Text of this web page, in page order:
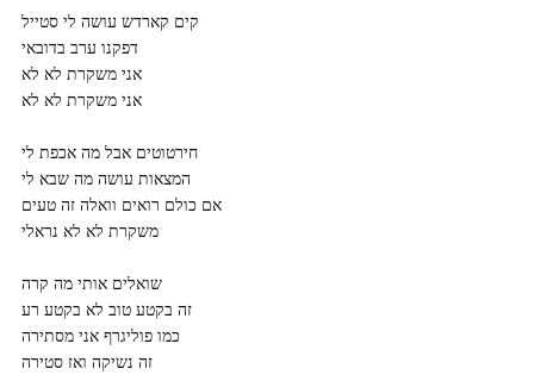
קים קארדש עושה לי סטייל
דפקנו ערב בדובאי
אני משקרת לא לא
אני משקרת לא לא
חירטוטים אבל מה אכפת לי
המצאות עושה מה שבא לי
אם כולם רואים וואלה זה טעים
משקרת לא לא נראלי
שואלים אותי מה קרה
זה בקטע טוב לא בקטע רע
כמו פוליגרף אני מסתירה
זה נשיקה ואז סטירה